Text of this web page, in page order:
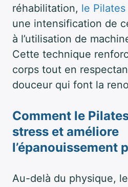
réhabilitation, le
une intensification de
à l’utilisation de
Cette technique
corps tout en
douceur qui font la
Comment le
stress et améliore
l’épanouissement
Au-delà du physique,